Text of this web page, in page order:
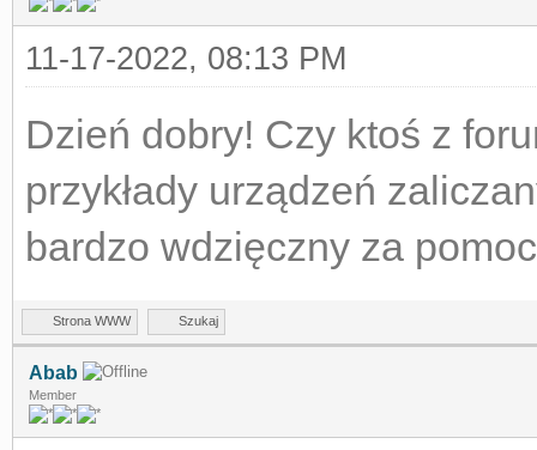
11-17-2022, 08:13 PM
Dzień dobry! Czy ktoś z
przykłady urządzeń
bardzo wdzięczny za
Strona WWW Szukaj
Abab
Member